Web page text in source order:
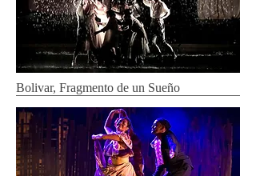
Bolivar, Fragmento de un Sueño